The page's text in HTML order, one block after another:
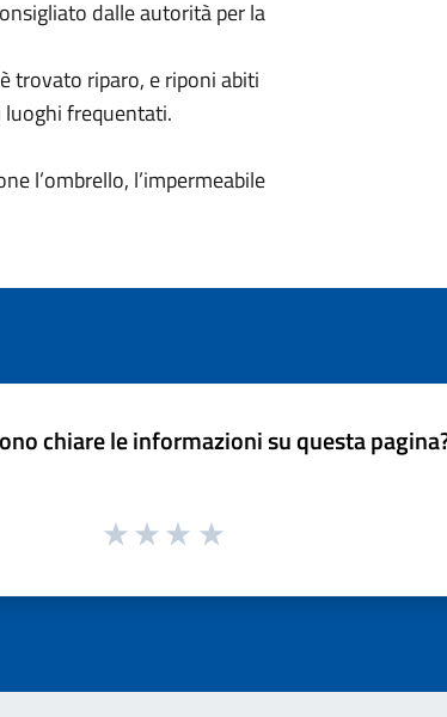
dalle autorità per la
trovato riparo, e riponi abiti
luoghi frequentati.
l’ombrello, l’impermeabile
chiare le informazioni su questa